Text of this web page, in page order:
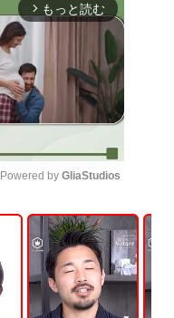
arrow_forward_ios もっと読む
n
m
u
t
e
Powered by GliaStudios